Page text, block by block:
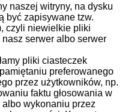
naszej witryny, na dysku
być zapisywane tzw.
czyli niewielkie pliki
serwer albo serwer
pliki ciasteczek
preferowanego
przez użytkowników, np.
faktu głosowania w
wykonaniu przez